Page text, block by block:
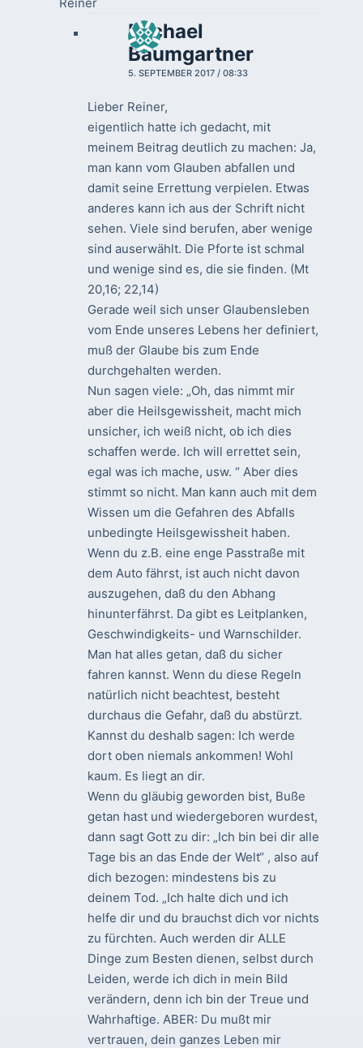
Michael
Baumgartner
5. SEPTEMBER 2017 / 08:33
Lieber Reiner,
eigentlich hatte ich gedacht, mit
meinem Beitrag deutlich zu machen: Ja,
man kann vom Glauben abfallen und
damit seine Errettung verpielen. Etwas
anderes kann ich aus der Schrift nicht
sehen. Viele sind berufen, aber wenige
sind auserwählt. Die Pforte ist schmal
und wenige sind es, die sie finden. (Mt
20,16; 22,14)
Gerade weil sich unser Glaubensleben
vom Ende unseres Lebens her definiert,
muß der Glaube bis zum Ende
durchgehalten werden.
Nun sagen viele: „Oh, das nimmt mir
aber die Heilsgewissheit, macht mich
unsicher, ich weiß nicht, ob ich dies
schaffen werde. Ich will errettet sein,
egal was ich mache, usw. “ Aber dies
stimmt so nicht. Man kann auch mit dem
Wissen um die Gefahren des Abfalls
unbedingte Heilsgewissheit haben.
Wenn du z.B. eine enge Passtraße mit
dem Auto fährst, ist auch nicht davon
auszugehen, daß du den Abhang
hinunterfährst. Da gibt es Leitplanken,
Geschwindigkeits- und Warnschilder.
Man hat alles getan, daß du sicher
fahren kannst. Wenn du diese Regeln
natürlich nicht beachtest, besteht
durchaus die Gefahr, daß du abstürzt.
Kannst du deshalb sagen: Ich werde
dort oben niemals ankommen! Wohl
kaum. Es liegt an dir.
Wenn du gläubig geworden bist, Buße
getan hast und wiedergeboren wurdest,
dann sagt Gott zu dir: „Ich bin bei dir alle
Tage bis an das Ende der Welt“ , also auf
dich bezogen: mindestens bis zu
deinem Tod. „Ich halte dich und ich
helfe dir und du brauchst dich vor nichts
zu fürchten. Auch werden dir ALLE
Dinge zum Besten dienen, selbst durch
Leiden, werde ich dich in mein Bild
verändern, denn ich bin der Treue und
Wahrhaftige. ABER: Du mußt mir
vertrauen, dein ganzes Leben mir